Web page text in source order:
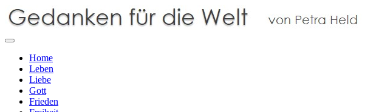
Home
Leben
Liebe
Gott
Frieden